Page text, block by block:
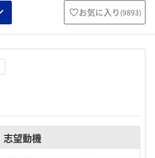
お気に入り (9893)
志望動機